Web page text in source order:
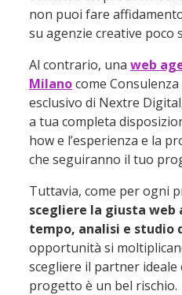
non puoi fare
su agenzie creative poco
Al contrario, una web
Milanocome
esclusivo di Nextre
a tua completa
how e l’esperienza e la
che seguiranno il tuo
Tuttavia, come per ogni
scegliere la giusta web
tempo, analisi e studio
opportunità si
scegliere il partner
progetto è un bel rischio.